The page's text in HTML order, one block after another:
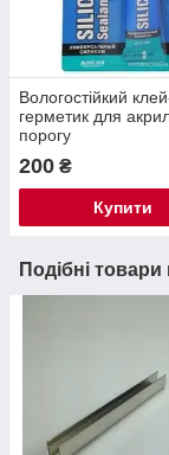
Вологостійкий
герметик для
порогу
200 ₴
Купити
Подібні товари